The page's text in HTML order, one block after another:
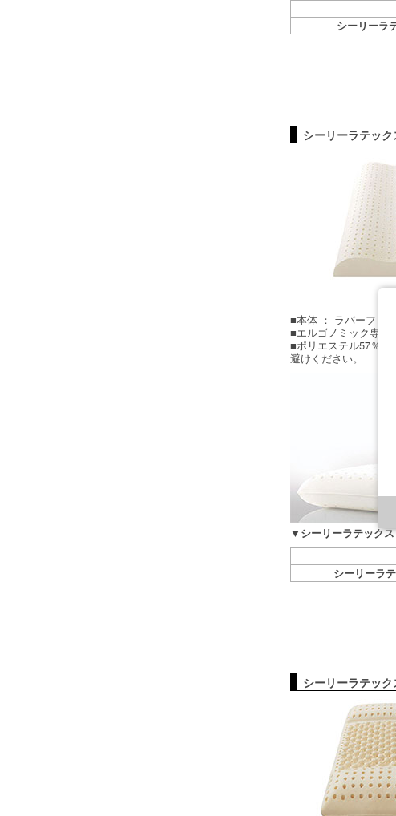
シーリーラ
シーリーラテッ
■本体 ： ラバーフォー
■エルゴノミック専用
■ポリエステル57％、
避けください。
▼シーリーラテック
シーリーラ
シーリーラテッ